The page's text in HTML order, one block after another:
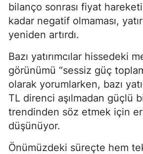
bilanço sonrası fiyat
kadar negatif olmaması,
yeniden artırdı.
Bazı yatırımcılar hissedeki
görünümü “sessiz güç
olarak yorumlarken, bazı
TL direnci aşılmadan güçlü
trendinden söz etmek için
düşünüyor.
Önümüzdeki süreçte hem